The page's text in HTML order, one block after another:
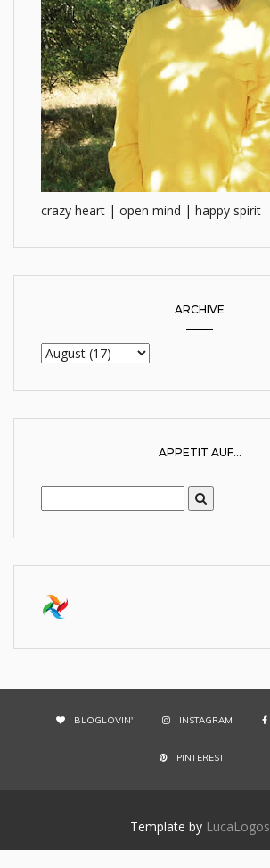
crazy heart | open mind | happy spirit
ARCHIVE
APPETIT AUF...
BLOGLOVIN' INSTAGRAM
PINTEREST
Template by LucaLogos